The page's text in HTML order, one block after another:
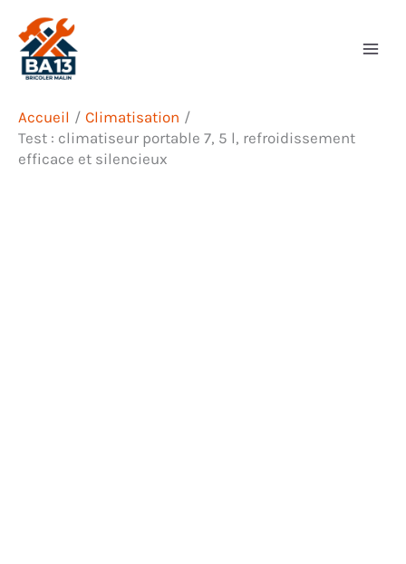
contenu
Accueil
Climatisation
Test : climatiseur portable 7, 5 l, refroidissement
efficace et silencieux
Rechercher